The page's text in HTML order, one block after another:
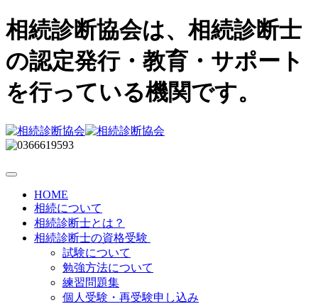
相続診断協会は、相続診断士
の認定発行・教育・サポート
を行っている機関です。
HOME
相続について
相続診断士とは？
相続診断士の資格受験
試験について
勉強方法について
練習問題集
個人受験・再受験申し込み